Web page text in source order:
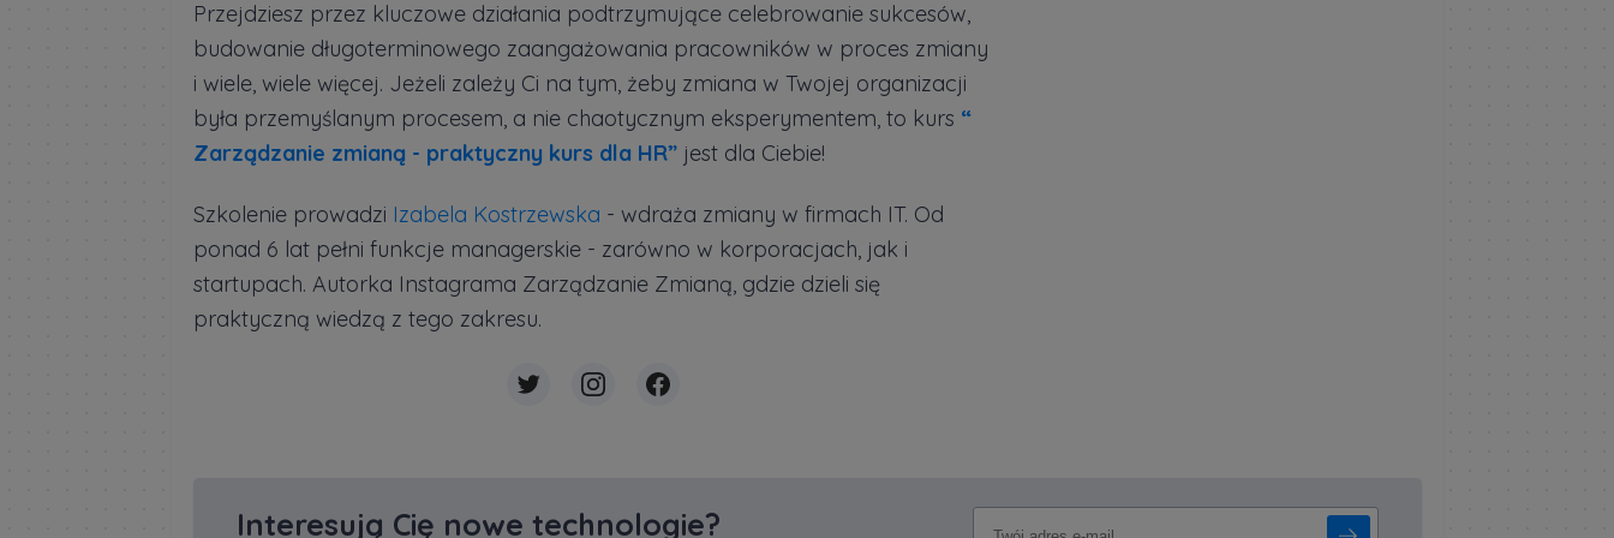
Przejdziesz przez kluczowe działania podtrzymujące celebrowanie sukcesów,
budowanie długoterminowego zaangażowania pracowników w proces zmiany
i wiele, wiele więcej. Jeżeli zależy Ci na tym, żeby zmiana w Twojej organizacji
była przemyślanym procesem, a nie chaotycznym eksperymentem, to kurs “
Zarządzanie zmianą - praktyczny kurs dla HR”jest dla Ciebie!
Szkolenie prowadzi Izabela Kostrzewska - wdraża zmiany w firmach IT. Od
ponad 6 lat pełni funkcje managerskie - zarówno w korporacjach, jak i
startupach. Autorka Instagrama Zarządzanie Zmianą, gdzie dzieli się
praktyczną wiedzą z tego zakresu.
Interesują Cię nowe technologie?